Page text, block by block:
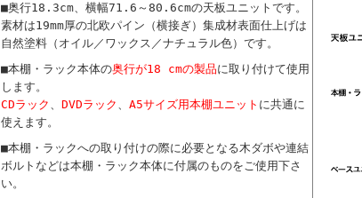
■奥行18.3cm、横幅71.6～80.6cmの天板ユニットです。
素材は19mm厚の北欧パイン（横接ぎ）集成材表面仕上げは
自然塗料（オイル／ワックス／ナチュラル色）です。
■本棚・ラック本体の奥行が18 cmの製品に取り付けて使用
します。
CDラック 、 DVDラック 、 A5サイズ用本棚ユニット に共通に
使えます。
■本棚・ラックへの取り付けの際に必要となる木ダボや連結
ボルトなどは本棚・ラック本体に付属のものをご使用下さ
い。